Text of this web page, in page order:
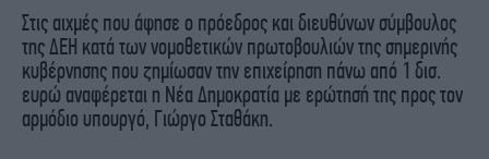
Στις αιχμές που άφησε ο πρόεδρος και διευθύνων σύμβουλος
της ΔΕΗ κατά των νομοθετικών πρωτοβουλιών της σημερινής
κυβέρνησης που ζημίωσαν την επιχείρηση πάνω από 1 δισ.
ευρώ αναφέρεται η Νέα Δημοκρατία με ερώτησή της προς τον
αρμόδιο υπουργό, Γιώργο Σταθάκη.